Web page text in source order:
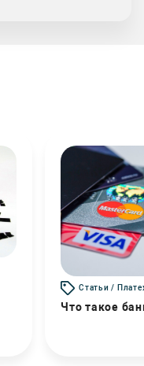
Статьи /
Что такое